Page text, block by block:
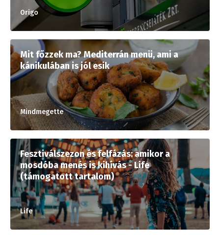
Origo
Mit főzzek ma? Mediterrán menü, ami a
kánikulában is jól esik
Mindmegette
Fesztiválszezon és felfázás: amikor a
mosdóba menés is kihívás - Life
(támogatott tartalom)
Life